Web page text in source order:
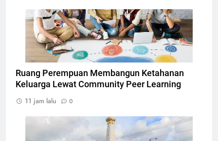
Ilustrasi Community Peer Learning, Foto: Dok.
atomisystems.com
Ruang Perempuan Membangun Ketahanan
Keluarga Lewat Community Peer Learning
11 jam lalu
0
Tugu Yogyakarta, Foto: Photo by CEphoto, Uwe
Aranas